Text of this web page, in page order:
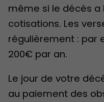
même si le décès a
cotisations. Les
régulièrement : par
200€ par an.
Le jour de votre
au paiement des